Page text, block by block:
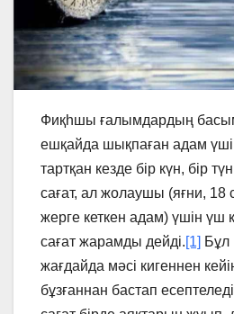
Фиқһшы ғалымдардың
ешқайда шықпаған адам
тартқан кезде бiр күн, бiр
сағат, ал жолаушы (яғни, 18
жерге кеткен адам) үшiн үш
сағат жарамды дейдi.[1] Бұл
жағдайда мәсi кигеннен
бұзғаннан бастап